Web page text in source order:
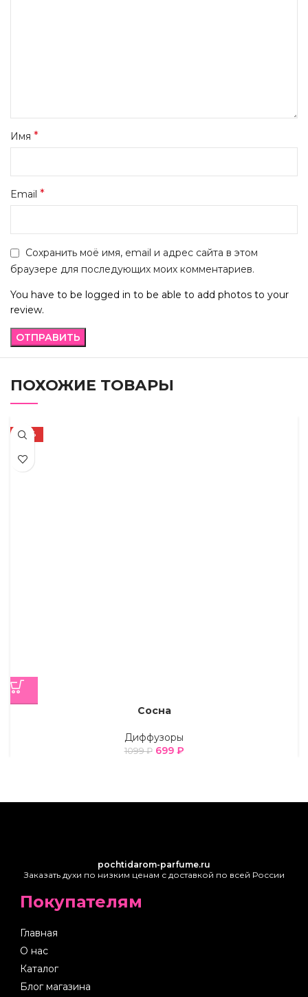
Имя *
Email *
Сохранить моё имя, email и адрес сайта в этом
браузере для последующих моих комментариев.
You have to be logged in to be able to add photos to your
review.
ПОХОЖИЕ ТОВАРЫ
-36%
Сосна
Диффузоры
1099₽ 699 ₽
pochtidarom-parfume.ru
Заказать духи по низким ценам с доставкой по всей России
Покупателям
Главная
О нас
Каталог
Блог магазина